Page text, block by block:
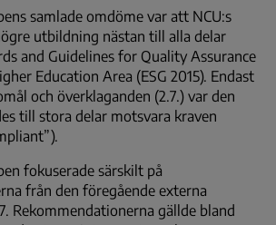
samlade omdöme var att NCU:s
utbildning nästan till alla delar
and Guidelines for Quality Assurance
Education Area (ESG 2015). Endast
och överklaganden (2.7.) var den
till stora delar motsvara kraven
fokuserade särskilt på
från den föregående externa
Rekommendationerna gällde bland